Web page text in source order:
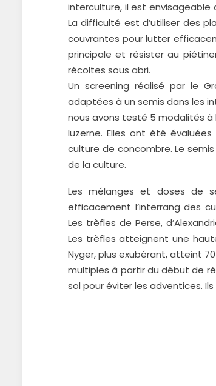
interculture, il est envisageable
La difficulté est d’utiliser des
couvrantes pour lutter
principale et résister au
récoltes sous abri.
Un screening réalisé par le
adaptées à un semis dans les
nous avons testé 5 modalités à
luzerne. Elles ont été
culture de concombre. Le
de la culture.
Les mélanges et doses de
efficacement l’interrang des
Les trèfles de Perse,
Les trèfles atteignent une
Nyger, plus exubérant, atteint
multiples à partir du début de
sol pour éviter les adventices.